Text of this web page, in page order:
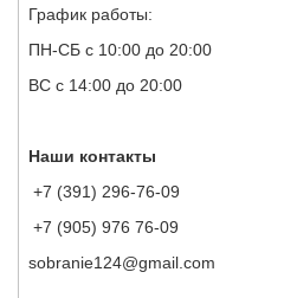
График работы:
ПН-СБ с 10:00 до 20:00
ВС с 14:00 до 20:00
Наши контакты
+7 (391) 296-76-09
+7 (905) 976 76-09
sobranie124@gmail.com